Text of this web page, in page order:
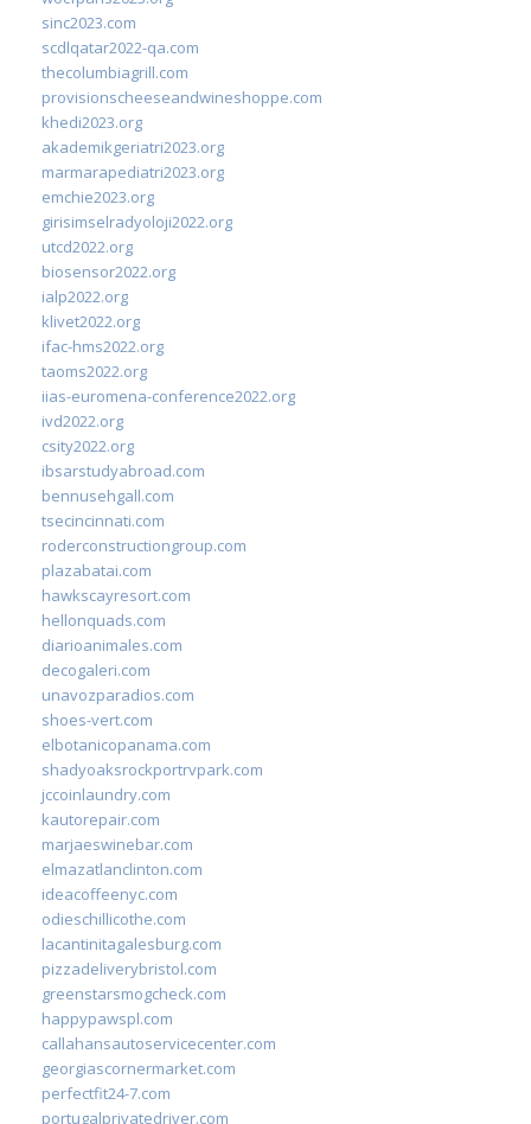
sinc2023.com
scdlqatar2022-qa.com
thecolumbiagrill.com
provisionscheeseandwineshoppe.com
khedi2023.org
akademikgeriatri2023.org
marmarapediatri2023.org
emchie2023.org
girisimselradyoloji2022.org
utcd2022.org
biosensor2022.org
ialp2022.org
klivet2022.org
ifac-hms2022.org
taoms2022.org
iias-euromena-conference2022.org
ivd2022.org
csity2022.org
ibsarstudyabroad.com
bennusehgall.com
tsecincinnati.com
roderconstructiongroup.com
plazabatai.com
hawkscayresort.com
hellonquads.com
diarioanimales.com
decogaleri.com
unavozparadios.com
shoes-vert.com
elbotanicopanama.com
shadyoaksrockportrvpark.com
jccoinlaundry.com
kautorepair.com
marjaeswinebar.com
elmazatlanclinton.com
ideacoffeenyc.com
odieschillicothe.com
lacantinitagalesburg.com
pizzadeliverybristol.com
greenstarsmogcheck.com
happypawspl.com
callahansautoservicecenter.com
georgiascornermarket.com
perfectfit24-7.com
portugalprivatedriver.com